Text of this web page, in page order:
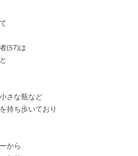
(57)は
さな瓶など
持ち歩いており
から